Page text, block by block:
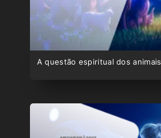
A questão espiritual dos animais